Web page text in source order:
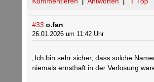
#33 o.fan
26.01.2026 um 11:42 Uhr
„Ich bin sehr sicher, dass solche
niemals ernsthaft in der Verlosung